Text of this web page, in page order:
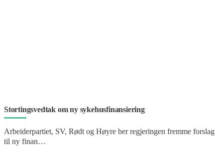
Stortingsvedtak om ny sykehusfinansiering
Arbeiderpartiet, SV, Rødt og Høyre ber regjeringen fremme forslag
til ny finan…